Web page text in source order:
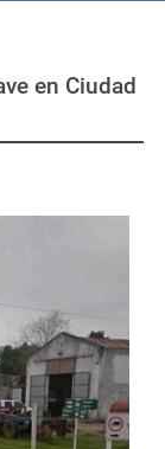
en Ciudad